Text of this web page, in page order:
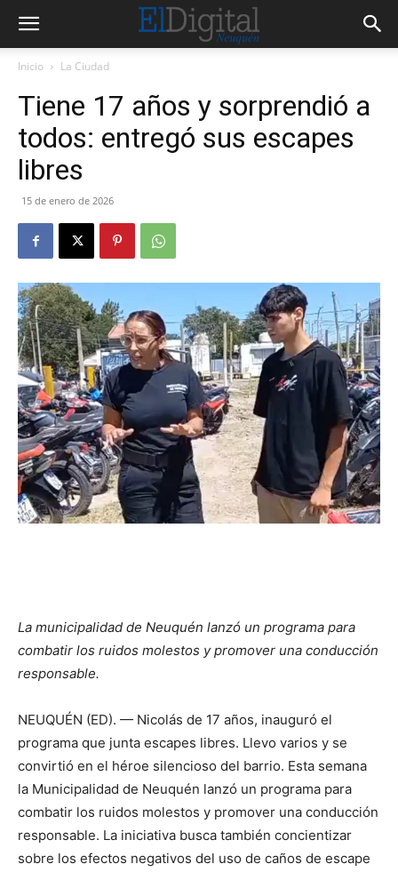
Inicio La Ciudad
Tiene 17 años y sorprendió a
todos: entregó sus escapes
libres
15 de enero de 2026
La municipalidad de Neuquén lanzó un programa para
combatir los ruidos molestos y promover una conducción
responsable.
NEUQUÉN (ED). — Nicolás de 17 años, inauguró el
programa que junta escapes libres. Llevo varios y se
convirtió en el héroe silencioso del barrio. Esta semana
la Municipalidad de Neuquén lanzó un programa para
combatir los ruidos molestos y promover una conducción
responsable. La iniciativa busca también concientizar
sobre los efectos negativos del uso de caños de escape